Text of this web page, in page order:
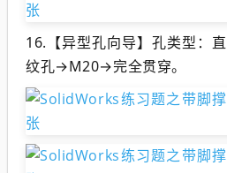
16. 【异型孔向导】孔类型
纹孔→M20→完全贯穿。